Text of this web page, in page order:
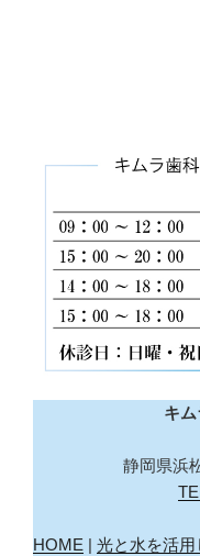
キ
静岡県浜
HOME | 光と水を活